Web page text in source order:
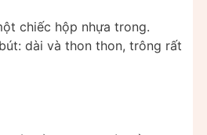
chiếc hộp nhựa trong.
dài và thon thon, trông rất